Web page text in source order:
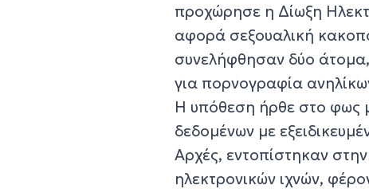
προχώρησε η Δίωξη
αφορά σεξουαλική
συνελήφθησαν δύο
για πορνογραφία
Η υπόθεση ήρθε στο φως
δεδομένων με
Αρχές, εντοπίστηκαν
ηλεκτρονικών ιχνών,